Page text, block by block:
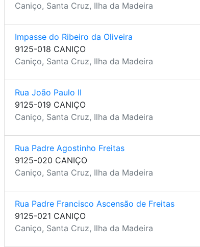
Caniço, Santa Cruz, Ilha da Madeira
Impasse do Ribeiro da Oliveira
9125-018 CANIÇO
Caniço, Santa Cruz, Ilha da Madeira
Rua João Paulo II
9125-019 CANIÇO
Caniço, Santa Cruz, Ilha da Madeira
Rua Padre Agostinho Freitas
9125-020 CANIÇO
Caniço, Santa Cruz, Ilha da Madeira
Rua Padre Francisco Ascensão de Freitas
9125-021 CANIÇO
Caniço, Santa Cruz, Ilha da Madeira